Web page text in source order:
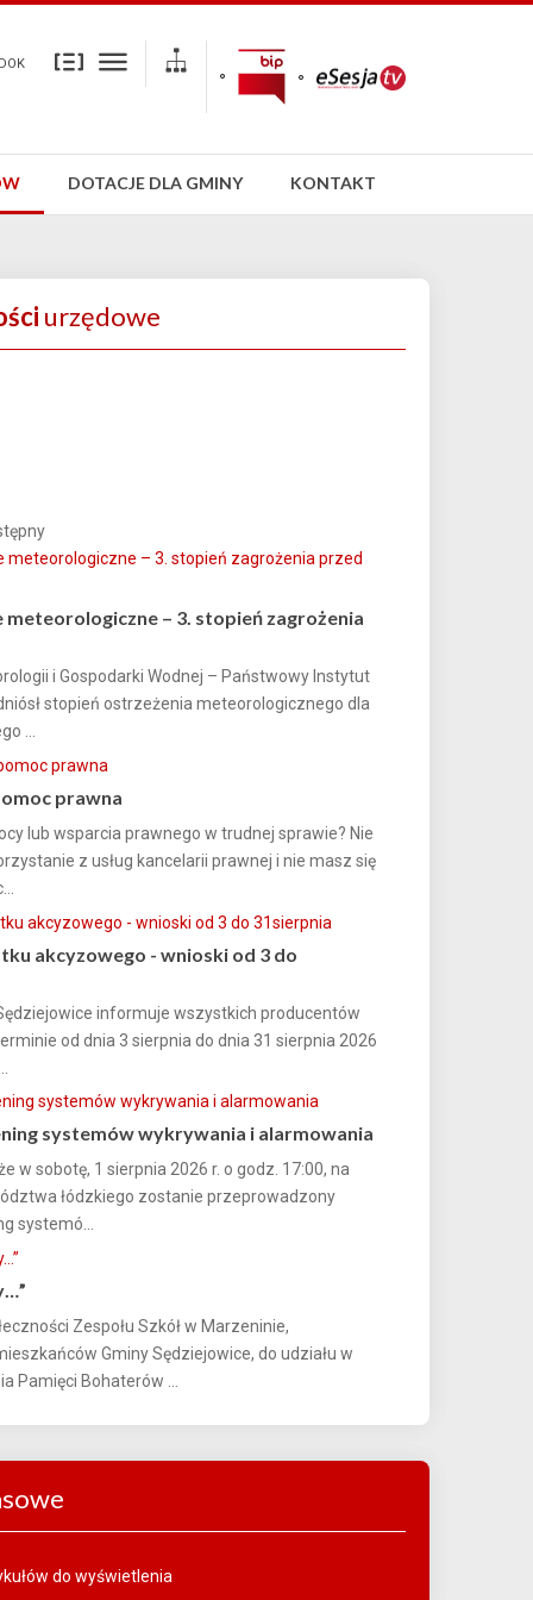
DOTACJE DLA GMINY KONTAKT
urzędowe
meteorologiczne – 3. stopień zagrożenia
i Gospodarki Wodnej – Państwowy Instytut
stopień ostrzeżenia meteorologicznego dla
...
prawna
lub wsparcia prawnego w trudnej sprawie? Nie
z usług kancelarii prawnej i nie masz się
akcyzowego - wnioski od 3 do
informuje wszystkich producentów
od dnia 3 sierpnia do dnia 31 sierpnia 2026
systemów wykrywania i alarmowania
w sobotę, 1 sierpnia 2026 r. o godz. 17:00, na
łódzkiego zostanie przeprowadzony
systemó...
Zespołu Szkół w Marzeninie,
Gminy Sędziejowice, do udziału w
Pamięci Bohaterów ...
do wyświetlenia